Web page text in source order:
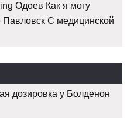
Одоев Как я могу
Павловск С медицинской
дозировка у Болденон